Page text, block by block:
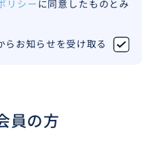
リシー に同意したものとみ
らお知らせを受け取る
員の方